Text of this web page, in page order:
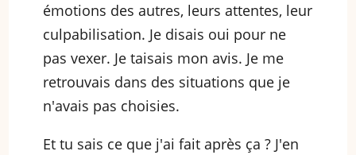
émotions des autres, leurs attentes, leur
culpabilisation. Je disais oui pour ne
pas vexer. Je taisais mon avis. Je me
retrouvais dans des situations que je
n'avais pas choisies.
Et tu sais ce que j'ai fait après ça ? J'en